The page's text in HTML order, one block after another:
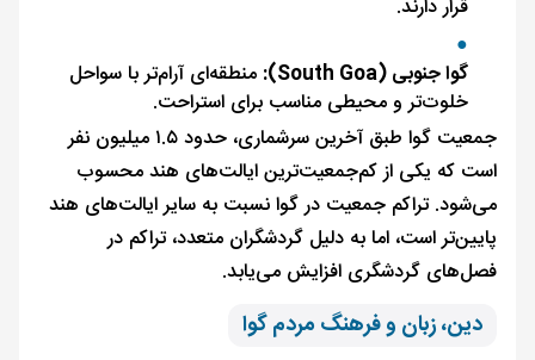
قرار دارند.
گوا جنوبی (South Goa):
منطقه‌ای آرام‌تر با سواحل
خلوت‌تر و محیطی مناسب برای استراحت.
جمعیت گوا طبق آخرین سرشماری، حدود ۱.۵ میلیون نفر
است که یکی از کم‌جمعیت‌ترین ایالت‌های هند محسوب
می‌شود. تراکم جمعیت در گوا نسبت به سایر ایالت‌های هند
پایین‌تر است، اما به دلیل گردشگران متعدد، تراکم در
فصل‌های گردشگری افزایش می‌یابد.
دین، زبان و فرهنگ مردم گوا